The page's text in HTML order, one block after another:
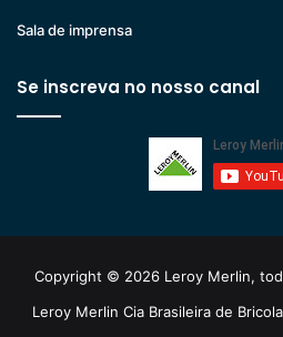
Sala de imprensa
Se inscreva no nosso canal
Copyright © 2026 Leroy Merlin,
Leroy Merlin Cia Brasileira de